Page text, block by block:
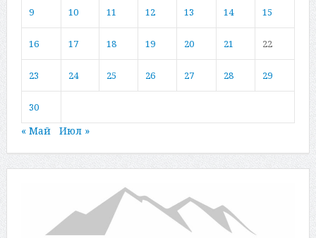
9 10 11 12 13 14 15
16 17 18 19 20 21 22
23 24 25 26 27 28 29
30
« Май Июл »